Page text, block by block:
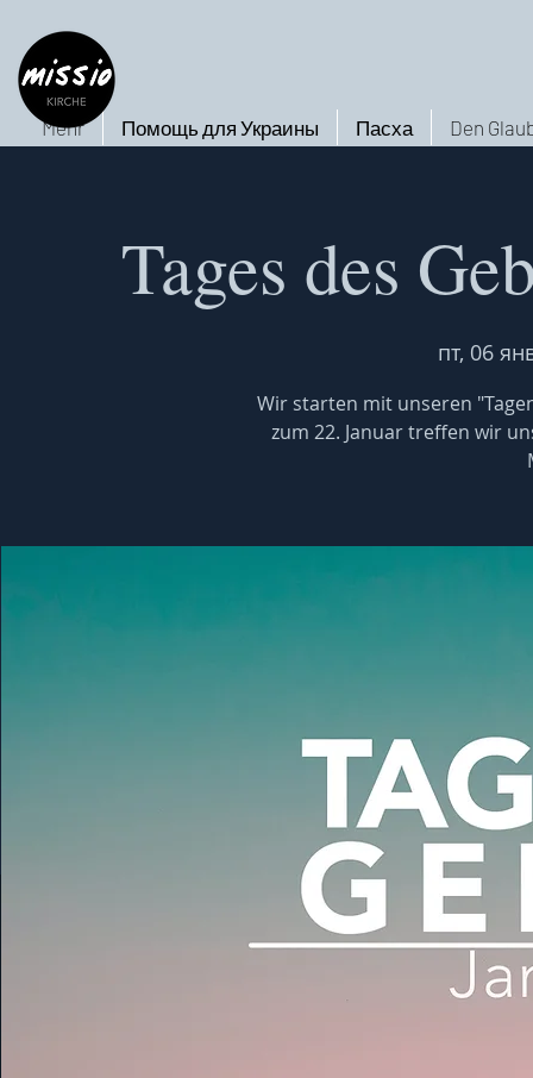
Den
Пасха
Помощь для Украины
Mehr
Tages des
пт, 06
Wir starten mit unseren
zum 22. Januar treffen wir